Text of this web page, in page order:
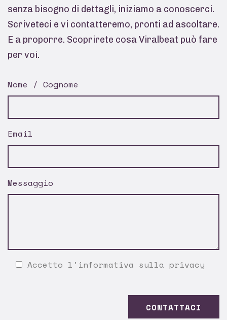
senza bisogno di dettagli, iniziamo a conoscerci.
Scriveteci e vi contatteremo, pronti ad ascoltare.
E a proporre. Scoprirete cosa Viralbeat può fare
per voi.
Nome / Cognome
Email
Messaggio
Accetto l' informativa sulla privacy